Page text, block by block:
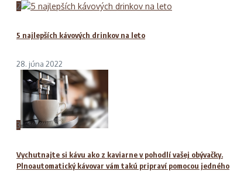
2
5 najlepších kávových drinkov na leto
28. júna 2022
3
Vychutnajte si kávu ako z kaviarne v pohodlí vašej obývačky.
Plnoautomatický kávovar vám takú pripraví pomocou jedného